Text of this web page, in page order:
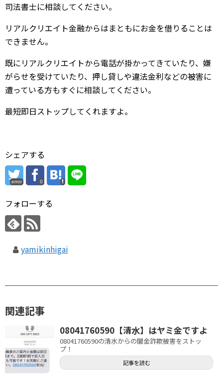
司法書士に相談してください。
リアルクリエイト金融からはまともにお金を借りることは
できません。
既にリアルクリエイトから電話が掛かってきていたり、嫌
がらせを受けていたり、押し貸しや違法金利などの被害に
遭っている方もすぐに相談してください。
最短即日ストップしてくれますよ。
シェアする
error 0
フォローする
yamikinhigai
関連記事
08041760590【清水】はヤミ金ですよ
08041760590の清水からの闇金詐欺被害をストッ
プ！
記事を読む